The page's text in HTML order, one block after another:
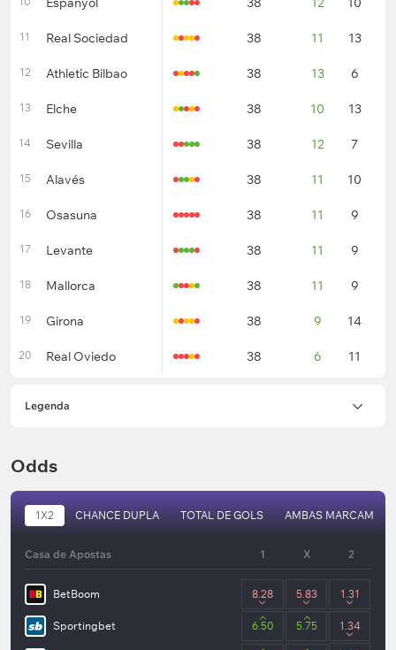
11 Real Sociedad 38 11 13
12 Athletic Bilbao 38 13 6
13 Elche 38 10 13
14 Sevilla 38 12 7
15 Alavés 38 11 10
16 Osasuna 38 11 9
17 Levante 38 11 9
18 Mallorca 38 11 9
19 Girona 38 9 14
20 Real Oviedo 38 6 11
Legenda
Odds
1X2 CHANCE DUPLA TOTAL DE GOLS AMBAS MARCAM
Casa de Apostas 1 X 2
BetBoom 8.28 5.83 1.31
Sportingbet 6.50 5.75 1.34